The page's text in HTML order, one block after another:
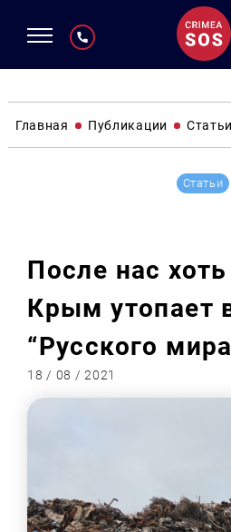
Главная Публикации Статьи
Статьи
После нас
Крым утопает
“Русского
18 / 08 / 2021